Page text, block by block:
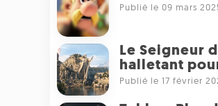
Publié le 09 mars
Le Seigneur
halletant
Publié le 17 février